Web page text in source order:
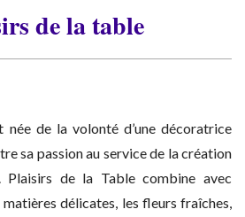
de la table
née de la volonté d’une décoratrice
sa passion au service de la création
Plaisirs de la Table combine avec
délicates, les fleurs fraîches,